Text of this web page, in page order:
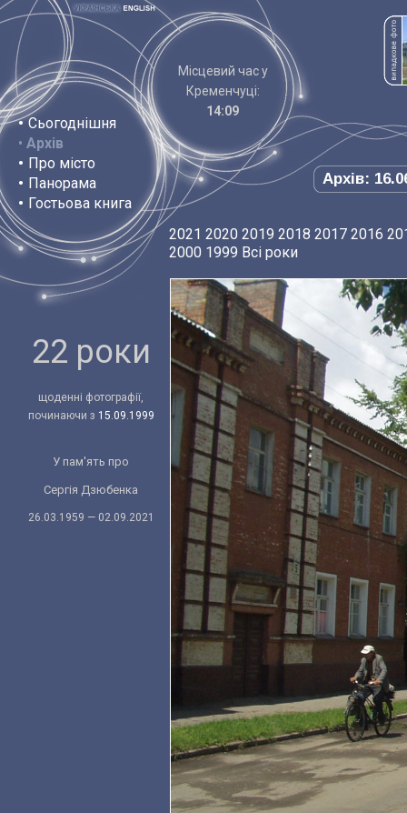
• Сьогоднішня
• Архів
• Про місто
• Панорама
• Гостьова книга
Місцевий час у
Кременчуці:
14:09
Архів:
22 роки
щоденні фотографії,
починаючи з 15.09.1999
У пам'ять про
Сергія Дзюбенка
26.03.1959 — 02.09.2021
2021 2020 2019 2018 2017 2016
2000 1999 Всі роки